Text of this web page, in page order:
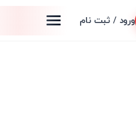
ورود / ثبت نام